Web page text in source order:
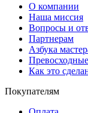
О компании
Наша миссия
Вопросы и
Партнерам
Азбука
Как это
Покупателям